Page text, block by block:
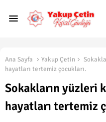
Ana Sayfa Yakup Çetin
hayatları tertemiz çocukları.
Sokakların yüzleri
hayatları tertemiz